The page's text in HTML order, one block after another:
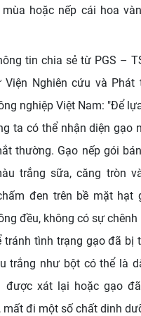
hoặc nếp cái hoa
tin chia sẻ từ PGS –
Nghiên cứu và Phát
nghiệp Việt Nam: "Để
ta có thể nhận diện gạo
thường. Gạo nếp gói
trắng sữa, căng tròn
đen trên bề mặt hạt
đều, không có sự
tránh tình trạng gạo đã bị
trắng như bột có thể là
được xát lại hoặc gạo
mất đi một số chất dinh